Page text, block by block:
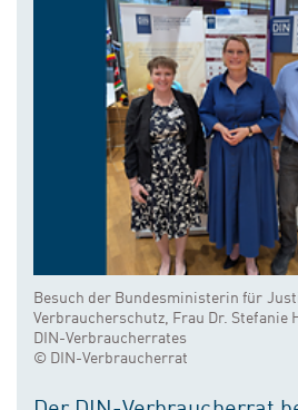
Besuch der Bundesministerin für
Verbraucherschutz, Frau Dr. Stefanie
DIN-Verbraucherrates
© DIN-Verbraucherrat